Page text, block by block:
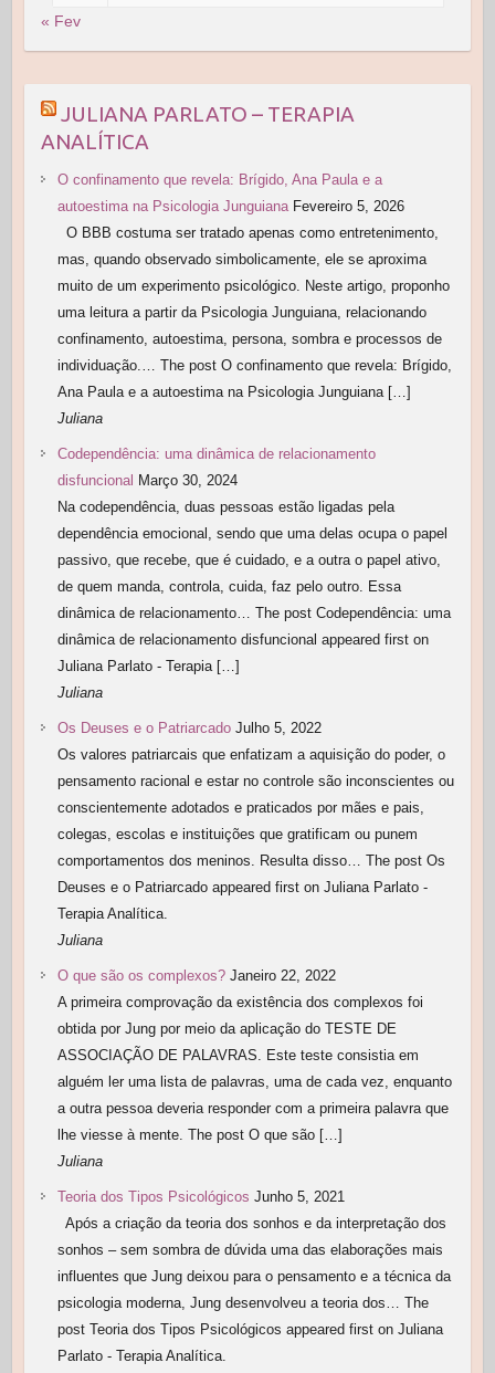
« Fev
JULIANA PARLATO – TERAPIA
ANALÍTICA
O confinamento que revela: Brígido, Ana Paula e a
autoestima na Psicologia Junguiana Fevereiro 5, 2026
O BBB costuma ser tratado apenas como entretenimento,
mas, quando observado simbolicamente, ele se aproxima
muito de um experimento psicológico. Neste artigo, proponho
uma leitura a partir da Psicologia Junguiana, relacionando
confinamento, autoestima, persona, sombra e processos de
individuação.… The post O confinamento que revela: Brígido,
Ana Paula e a autoestima na Psicologia Junguiana […]
Juliana
Codependência: uma dinâmica de relacionamento
disfuncional Março 30, 2024
Na codependência, duas pessoas estão ligadas pela
dependência emocional, sendo que uma delas ocupa o papel
passivo, que recebe, que é cuidado, e a outra o papel ativo,
de quem manda, controla, cuida, faz pelo outro. Essa
dinâmica de relacionamento… The post Codependência: uma
dinâmica de relacionamento disfuncional appeared first on
Juliana Parlato - Terapia […]
Juliana
Os Deuses e o Patriarcado Julho 5, 2022
Os valores patriarcais que enfatizam a aquisição do poder, o
pensamento racional e estar no controle são inconscientes ou
conscientemente adotados e praticados por mães e pais,
colegas, escolas e instituições que gratificam ou punem
comportamentos dos meninos. Resulta disso… The post Os
Deuses e o Patriarcado appeared first on Juliana Parlato -
Terapia Analítica.
Juliana
O que são os complexos? Janeiro 22, 2022
A primeira comprovação da existência dos complexos foi
obtida por Jung por meio da aplicação do TESTE DE
ASSOCIAÇÃO DE PALAVRAS. Este teste consistia em
alguém ler uma lista de palavras, uma de cada vez, enquanto
a outra pessoa deveria responder com a primeira palavra que
lhe viesse à mente. The post O que são […]
Juliana
Teoria dos Tipos Psicológicos Junho 5, 2021
Após a criação da teoria dos sonhos e da interpretação dos
sonhos – sem sombra de dúvida uma das elaborações mais
influentes que Jung deixou para o pensamento e a técnica da
psicologia moderna, Jung desenvolveu a teoria dos… The
post Teoria dos Tipos Psicológicos appeared first on Juliana
Parlato - Terapia Analítica.